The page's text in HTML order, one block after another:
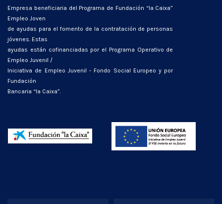
Empresa beneficiaria del Programa de Fundación “la Caixa”
Empleo Joven
de ayudas para el fomento de la contratación de personas
jóvenes. Estas
ayudas están cofinanciadas por el Programa Operativo de
Empleo Juvenil /
Iniciativa de Empleo Juvenil - Fondo Social Europeo y por
Fundación
Bancaria “la Caixa”.